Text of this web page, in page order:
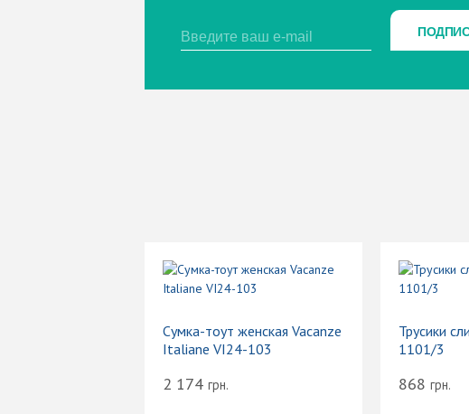
Сумка-тоут женская Vacanze
Italiane VI24-103
2 174 грн.
Трусики
1101/3
868 грн.